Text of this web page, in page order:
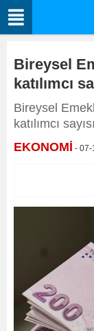
Bireysel
katılımcı
Bireysel
katılımcı
EKONOMİ - 07-